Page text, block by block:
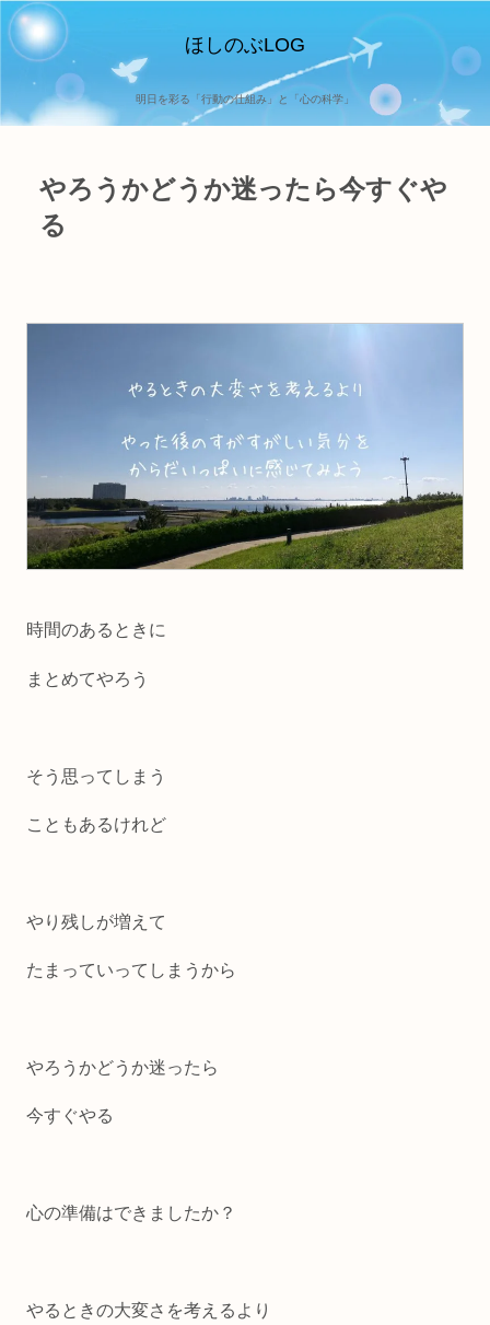
ほしのぶLOG
明日を彩る「行動の仕組み」と「心の科学」
やろうかどうか迷ったら今すぐや
る
時間のあるときに
まとめてやろう
そう思ってしまう
こともあるけれど
やり残しが増えて
たまっていってしまうから
やろうかどうか迷ったら
今すぐやる
心の準備はできましたか？
やるときの大変さを考えるより